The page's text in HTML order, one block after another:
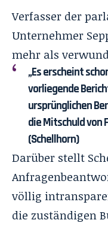
Verfasser der
Unternehmer
mehr als
„Es erscheint
vorliegende
ursprünglichen
die Mitschuld von
(Schellhorn)
Darüber stellt
völlig
die zuständigen